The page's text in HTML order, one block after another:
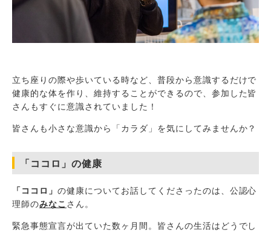
立ち座りの際や歩いている時など、普段から意識するだけで
健康的な体を作り、維持することができるので、参加した皆
さんもすぐに意識されていました！
皆さんも小さな意識から「カラダ」を気にしてみませんか？
「ココロ」の健康
「ココロ」 の健康についてお話してくださったのは、公認心
理師のみなこ さん。
緊急事態宣言が出ていた数ヶ月間。皆さんの生活はどうでし